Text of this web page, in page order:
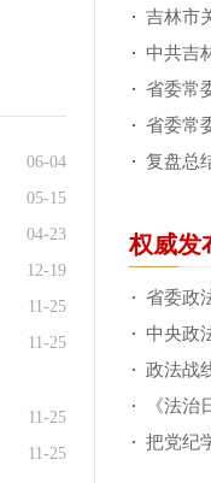
06-04
05-15
04-23
12-19
11-25
11-25
11-25
11-25
吉林市
中共吉
省委常
省委常
复盘总
权威发
省委政
中央政
政法战
《法
把党纪